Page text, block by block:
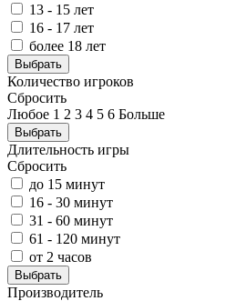
13 - 15 лет
16 - 17 лет
более 18 лет
Выбрать
Количество игроков
Сбросить
Любое 1 2 3 4 5 6 Больше
Выбрать
Длительность игры
Сбросить
до 15 минут
16 - 30 минут
31 - 60 минут
61 - 120 минут
от 2 часов
Выбрать
Производитель